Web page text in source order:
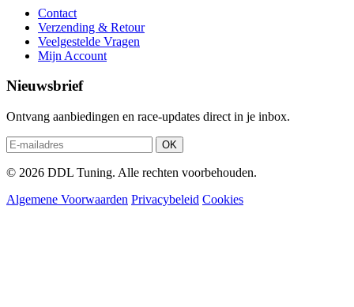
Contact
Verzending & Retour
Veelgestelde Vragen
Mijn Account
Nieuwsbrief
Ontvang aanbiedingen en race-updates direct in je inbox.
OK
© 2026 DDL Tuning. Alle rechten voorbehouden.
Algemene Voorwaarden Privacybeleid Cookies